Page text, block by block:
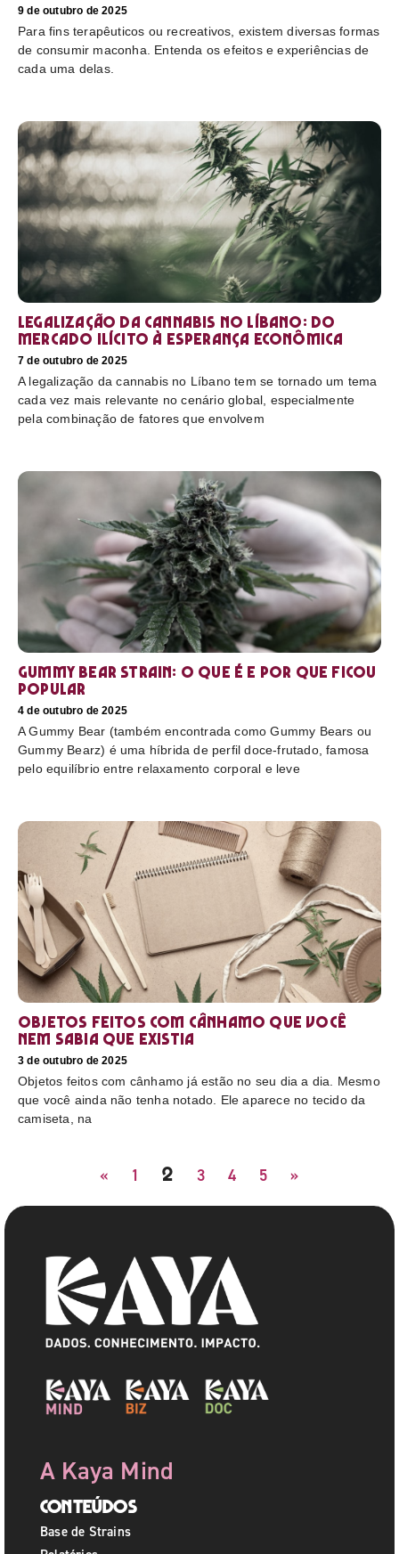
9 de outubro de 2025
Para fins terapêuticos ou recreativos, existem diversas formas
de consumir maconha. Entenda os efeitos e experiências de
cada uma delas.
Legalização da cannabis no Líbano: do
mercado ilícito à esperança econômica
7 de outubro de 2025
A legalização da cannabis no Líbano tem se tornado um tema
cada vez mais relevante no cenário global, especialmente
pela combinação de fatores que envolvem
Gummy Bear Strain: o que é e por que ficou
popular
4 de outubro de 2025
A Gummy Bear (também encontrada como Gummy Bears ou
Gummy Bearz) é uma híbrida de perfil doce-frutado, famosa
pelo equilíbrio entre relaxamento corporal e leve
Objetos feitos com cânhamo que você
nem sabia que existia
3 de outubro de 2025
Objetos feitos com cânhamo já estão no seu dia a dia. Mesmo
que você ainda não tenha notado. Ele aparece no tecido da
camiseta, na
« 1 2 3 4 5 »
A Kaya Mind
Conteúdos
Base de Strains